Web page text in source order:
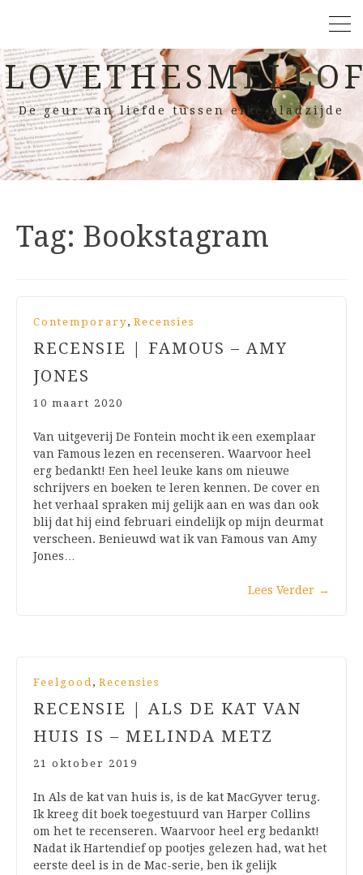
De geur van liefde tussen elke bladzijde
Tag: Bookstagram
Contemporary, Recensies
RECENSIE | FAMOUS – AMY
JONES
10 maart 2020
Van uitgeverij De Fontein mocht ik een exemplaar
van Famous lezen en recenseren. Waarvoor heel
erg bedankt! Een heel leuke kans om nieuwe
schrijvers en boeken te leren kennen. De cover en
het verhaal spraken mij gelijk aan en was dan ook
blij dat hij eind februari eindelijk op mijn deurmat
verscheen. Benieuwd wat ik van Famous van Amy
Jones…
Lees Verder →
Feelgood, Recensies
RECENSIE | ALS DE KAT VAN
HUIS IS – MELINDA METZ
21 oktober 2019
In Als de kat van huis is, is de kat MacGyver terug.
Ik kreeg dit boek toegestuurd van Harper Collins
om het te recenseren. Waarvoor heel erg bedankt!
Nadat ik Hartendief op pootjes gelezen had, wat het
eerste deel is in de Mac-serie, ben ik gelijk